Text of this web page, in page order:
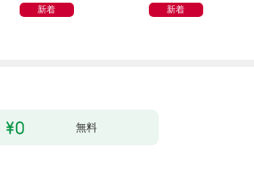
新着 新着
無料